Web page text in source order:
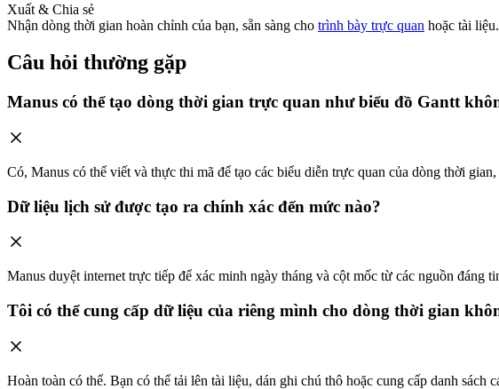
Xuất & Chia sẻ
Nhận dòng thời gian hoàn chỉnh của bạn, sẵn sàng cho trình bày trực quan hoặc tài
Câu hỏi thường gặp
Manus có thể tạo dòng thời gian trực quan như biểu đồ Gantt
Có, Manus có thể viết và thực thi mã để tạo các biểu diễn trực quan của dòng thời
Dữ liệu lịch sử được tạo ra chính xác đến mức nào?
Manus duyệt internet trực tiếp để xác minh ngày tháng và cột mốc từ các nguồn đáng
Tôi có thể cung cấp dữ liệu của riêng mình cho dòng thời gian
Hoàn toàn có thể. Bạn có thể tải lên tài liệu, dán ghi chú thô hoặc cung cấp danh